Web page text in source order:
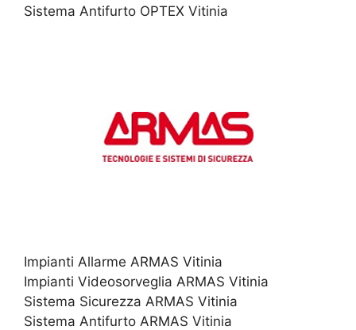
Sistema Antifurto OPTEX Vitinia
Impianti Allarme ARMAS Vitinia
Impianti Videosorveglia ARMAS Vitinia
Sistema Sicurezza ARMAS Vitinia
Sistema Antifurto ARMAS Vitinia